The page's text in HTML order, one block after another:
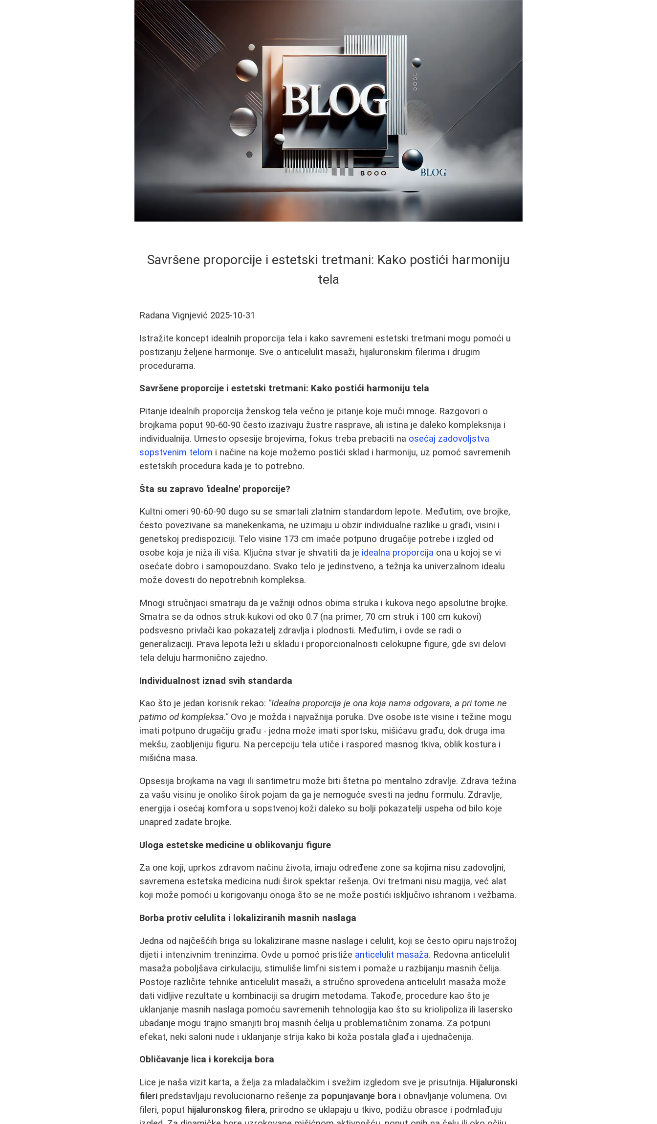
Savršene proporcije i estetski tretmani: Kako postići harmoniju
tela
Radana Vignjević 2025-10-31
Istražite koncept idealnih proporcija tela i kako savremeni estetski tretmani mogu pomoći u
postizanju željene harmonije. Sve o anticelulit masaži, hijaluronskim filerima i drugim
procedurama.
Savršene proporcije i estetski tretmani: Kako postići harmoniju tela
Pitanje idealnih proporcija ženskog tela večno je pitanje koje muči mnoge. Razgovori o
brojkama poput 90-60-90 često izazivaju žustre rasprave, ali istina je daleko kompleksnija i
individualnija. Umesto opsesije brojevima, fokus treba prebaciti na osećaj zadovoljstva
sopstvenim telom i načine na koje možemo postići sklad i harmoniju, uz pomoć savremenih
estetskih procedura kada je to potrebno.
Šta su zapravo 'idealne' proporcije?
Kultni omeri 90-60-90 dugo su se smartali zlatnim standardom lepote. Međutim, ove brojke,
često povezivane sa manekenkama, ne uzimaju u obzir individualne razlike u građi, visini i
genetskoj predispoziciji. Telo visine 173 cm imaće potpuno drugačije potrebe i izgled od
osobe koja je niža ili viša. Ključna stvar je shvatiti da je idealna proporcija ona u kojoj se vi
osećate dobro i samopouzdano. Svako telo je jedinstveno, a težnja ka univerzalnom idealu
može dovesti do nepotrebnih kompleksa.
Mnogi stručnjaci smatraju da je važniji odnos obima struka i kukova nego apsolutne brojke.
Smatra se da odnos struk-kukovi od oko 0.7 (na primer, 70 cm struk i 100 cm kukovi)
podsvesno privlači kao pokazatelj zdravlja i plodnosti. Međutim, i ovde se radi o
generalizaciji. Prava lepota leži u skladu i proporcionalnosti celokupne figure, gde svi delovi
tela deluju harmonično zajedno.
Individualnost iznad svih standarda
Kao što je jedan korisnik rekao: "Idealna proporcija je ona koja nama odgovara, a pri tome ne
patimo od kompleksa." Ovo je možda i najvažnija poruka. Dve osobe iste visine i težine mogu
imati potpuno drugačiju građu - jedna može imati sportsku, mišićavu građu, dok druga ima
mekšu, zaobljeniju figuru. Na percepciju tela utiče i raspored masnog tkiva, oblik kostura i
mišićna masa.
Opsesija brojkama na vagi ili santimetru može biti štetna po mentalno zdravlje. Zdrava težina
za vašu visinu je onoliko širok pojam da ga je nemoguće svesti na jednu formulu. Zdravlje,
energija i osećaj komfora u sopstvenoj koži daleko su bolji pokazatelji uspeha od bilo koje
unapred zadate brojke.
Uloga estetske medicine u oblikovanju figure
Za one koji, uprkos zdravom načinu života, imaju određene zone sa kojima nisu zadovoljni,
savremena estetska medicina nudi širok spektar rešenja. Ovi tretmani nisu magija, već alat
koji može pomoći u korigovanju onoga što se ne može postići isključivo ishranom i vežbama.
Borba protiv celulita i lokaliziranih masnih naslaga
Jedna od najčešćih briga su lokalizirane masne naslage i celulit, koji se često opiru najstrožoj
dijeti i intenzivnim treninzima. Ovde u pomoć pristiže anticelulit masaža. Redovna anticelulit
masaža poboljšava cirkulaciju, stimuliše limfni sistem i pomaže u razbijanju masnih čelija.
Postoje različite tehnike anticelulit masaži, a stručno sprovedena anticelulit masaža može
dati vidljive rezultate u kombinaciji sa drugim metodama. Takođe, procedure kao što je
uklanjanje masnih naslaga pomoću savremenih tehnologija kao što su kriolipoliza ili lasersko
ubadanje mogu trajno smanjiti broj masnih ćelija u problematičnim zonama. Za potpuni
efekat, neki saloni nude i uklanjanje strija kako bi koža postala glađa i ujednačenija.
Obličavanje lica i korekcija bora
Lice je naša vizit karta, a želja za mladalačkim i svežim izgledom sve je prisutnija. Hijaluronski
fileri predstavljaju revolucionarno rešenje za popunjavanje bora i obnavljanje volumena. Ovi
fileri, poput hijaluronskog filera, prirodno se uklapaju u tkivo, podižu obrasce i podmlađuju